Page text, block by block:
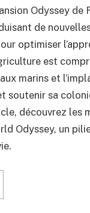
Odyssey
de
optimiser
est
marins et
soutenir sa
découvrez les
Odyssey, un